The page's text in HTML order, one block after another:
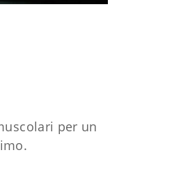
per un